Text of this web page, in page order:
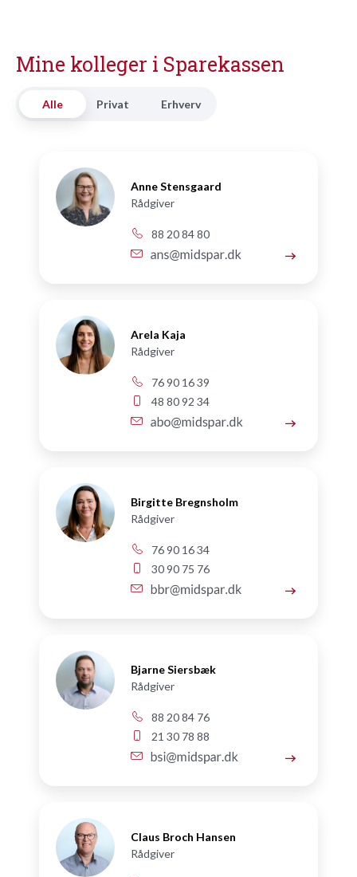
Mine kolleger i Sparekassen
Alle Privat Erhverv
Anne Stensgaard
Rådgiver
88 20 84 80
Arela Kaja
Rådgiver
76 90 16 39
48 80 92 34
Birgitte Bregnsholm
Rådgiver
76 90 16 34
30 90 75 76
Bjarne Siersbæk
Rådgiver
88 20 84 76
21 30 78 88
Claus Broch Hansen
Rådgiver